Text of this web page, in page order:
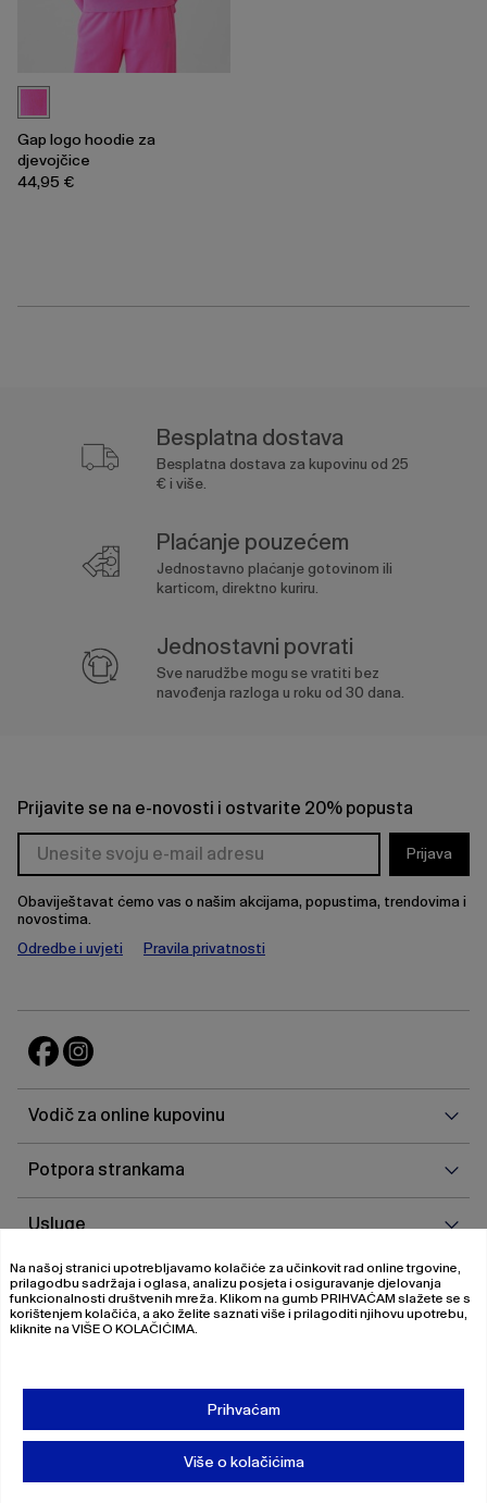
Ljetna sniženja: do -40 %
Gap logo hoodie za
djevojčice
44,95 €
Besplatna dostava
Besplatna dostava za kupovinu od 25
€ i više.
Plaćanje pouzećem
Jednostavno plaćanje gotovinom ili
karticom, direktno kuriru.
Jednostavni povrati
Sve narudžbe mogu se vratiti bez
navođenja razloga u roku od 30 dana.
Prijavite se na e-novosti i ostvarite 20% popusta
Prijava
Obaviještavat ćemo vas o našim akcijama, popustima, trendovima i
novostima.
Odredbe i uvjeti
Pravila privatnosti
Vodič za online kupovinu
Potpora strankama
Usluge
O
O nama
© 2026 Magistrat International
Pravila o privatnosti
Na našoj stranici upotrebljavamo kolačiće za učinkovit rad online trgovine,
prilagodbu sadržaja i oglasa, analizu posjeta i osiguravanje djelovanja
funkcionalnosti društvenih mreža. Klikom na gumb PRIHVAĆAM slažete se s
korištenjem kolačića, a ako želite saznati više i prilagoditi njihovu upotrebu,
kliknite na VIŠE O KOLAČIĆIMA.
Prihvaćam
Više o kolačićima